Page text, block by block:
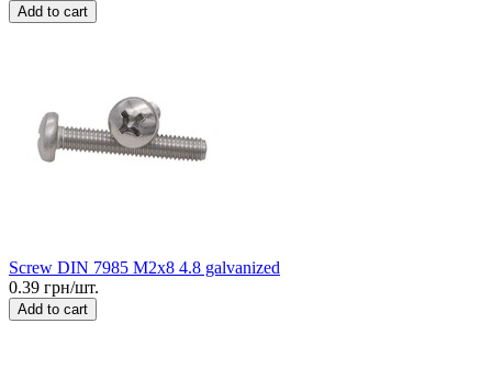
Add to cart
Screw DIN 7985 M2x8 4.8 galvanized
0.39 грн/шт.
Add to cart